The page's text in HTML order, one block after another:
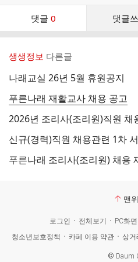
댓글 0 댓글
댓
생생정보 다른글
나래교실 26년 5월 휴원공지
푸른나래 재활교사 채용 공고
2026년 조리사(조리원)직원 채
푸른나래 조리사(조리원) 채용
맨
로그인 전체보기 PC화면
청소년보호정책
카페 이용 약관 상거
© Daum